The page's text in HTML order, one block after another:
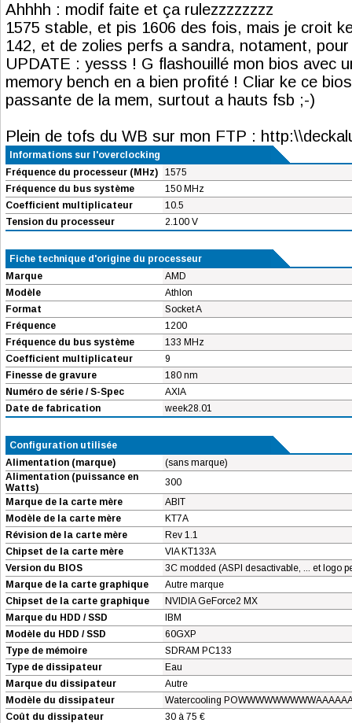
Ahhhh : modif faite et ça rulezzzzzzzz
1575 stable, et pis 1606 des fois, mais je croit
142, et de zolies perfs a sandra, notament,
UPDATE : yesss ! G flashouillé mon bios avec
memory bench en a bien profité ! Cliar ke ce
passante de la mem, surtout a hauts fsb ;-)
Plein de tofs du WB sur mon FTP :
Informations sur l'overclocking
Fréquence du processeur (MHz)
1575
Fréquence du bus système
150 MHz
Coefficient multiplicateur
10.5
Tension du processeur
2.100 V
Fiche technique d'origine du processeur
Marque
AMD
Modèle
Athlon
Format
Socket A
Fréquence
1200
Fréquence du bus système
133 MHz
Coefficient multiplicateur
9
Finesse de gravure
180 nm
Numéro de série / S-Spec
AXIA
Date de fabrication
week28.01
Configuration utilisée
Alimentation (marque)
(sans marque)
Alimentation (puissance en
Watts)
300
Marque de la carte mère
ABIT
Modèle de la carte mère
KT7A
Révision de la carte mère
Rev 1.1
Chipset de la carte mère
VIA KT133A
Version du BIOS
3C modded (ASPI desactivable, ... et logo
Marque de la carte graphique
Autre marque
Chipset de la carte graphique
NVIDIA GeForce2 MX
Marque du HDD / SSD
IBM
Modèle du HDD / SSD
60GXP
Type de mémoire
SDRAM PC133
Type de dissipateur
Eau
Marque du dissipateur
Autre
Modèle du dissipateur
Watercooling
Coût du dissipateur
30 à 75 €